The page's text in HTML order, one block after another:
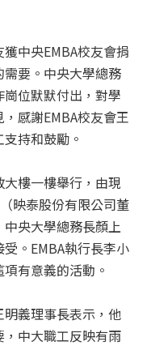
中央EMBA校友會捐
要。中央大學總務
位默默付出，對學
感謝EMBA校友會王
持和鼓勵。
樓一樓舉行，由現
映泰股份有限公司董
央大學總務長顏上
。EMBA執行長李小
有意義的活動。
義理事長表示，他
中大職工反映有雨